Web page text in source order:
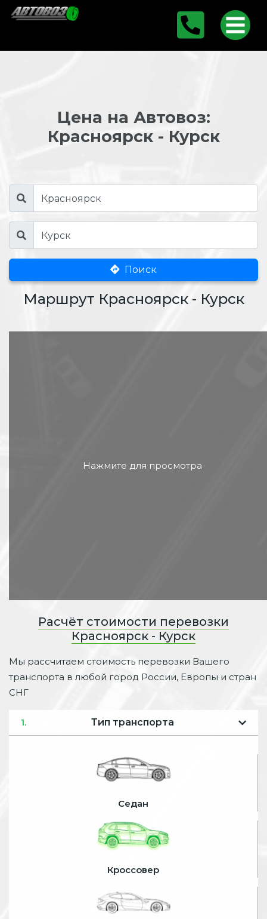
Цена на Автовоз:
Красноярск - Курск
Поиск
Маршрут Красноярск - Курск
Расчёт стоимости перевозки
Красноярск - Курск
Мы рассчитаем стоимость перевозки Вашего
транспорта в любой город России, Европы и стран
СНГ
1. Тип транспорта
Седан
Кроссовер